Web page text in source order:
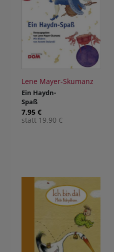
Lene Mayer-Skumanz
Ein Haydn-
Spaß
7,95 €
statt 19,90 €